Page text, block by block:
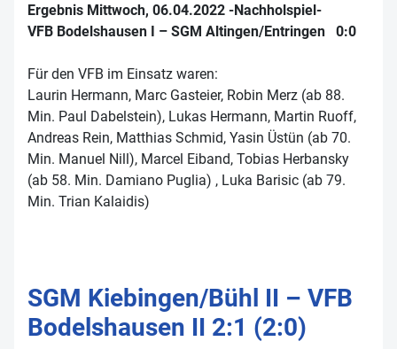
Ergebnis Mittwoch, 06.04.2022 -Nachholspiel-
VFB Bodelshausen I – SGM Altingen/Entringen 0:0
Für den VFB im Einsatz waren:
Laurin Hermann, Marc Gasteier, Robin Merz (ab 88.
Min. Paul Dabelstein), Lukas Hermann, Martin Ruoff,
Andreas Rein, Matthias Schmid, Yasin Üstün (ab 70.
Min. Manuel Nill), Marcel Eiband, Tobias Herbansky
(ab 58. Min. Damiano Puglia) , Luka Barisic (ab 79.
Min. Trian Kalaidis)
SGM Kiebingen/Bühl II – VFB
Bodelshausen II 2:1 (2:0)